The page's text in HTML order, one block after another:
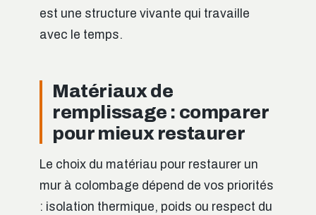
est une structure vivante qui travaille
avec le temps.
Matériaux de
remplissage : comparer
pour mieux restaurer
Le choix du matériau pour restaurer un
mur à colombage dépend de vos priorités
: isolation thermique, poids ou respect du